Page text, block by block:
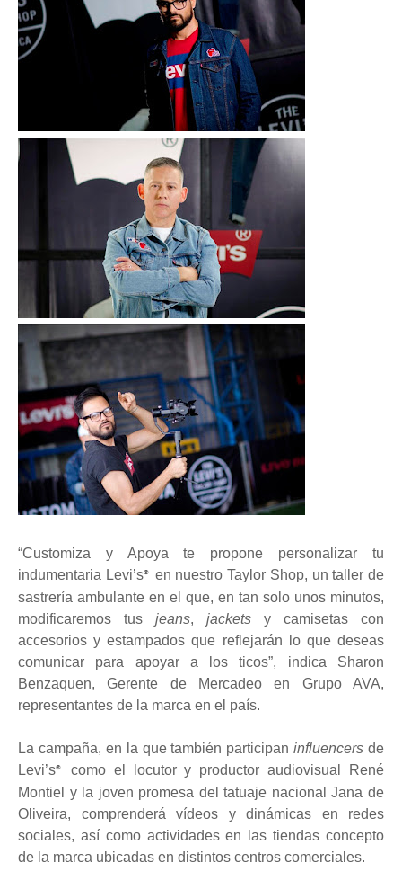
“Customiza y Apoya te propone personalizar tu
indumentaria Levi’s® en nuestro Taylor Shop, un taller de
sastrería ambulante en el que, en tan solo unos minutos,
modificaremos tus jeans, jackets y camisetas con
accesorios y estampados que reflejarán lo que deseas
comunicar para apoyar a los ticos”, indica Sharon
Benzaquen, Gerente de Mercadeo en Grupo AVA,
representantes de la marca en el país.
La campaña, en la que también participan influencers de
Levi’s®
como el locutor y productor audiovisual René
Montiel y la joven promesa del tatuaje nacional Jana de
Oliveira, comprenderá vídeos y dinámicas en redes
sociales, así como actividades en las tiendas concepto
de la marca ubicadas en distintos centros comerciales.